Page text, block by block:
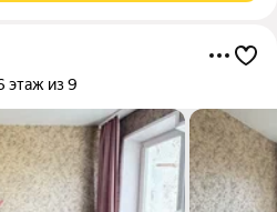
этаж из 9